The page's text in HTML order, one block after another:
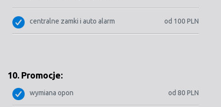
od 100 PLN
centralne zamki i auto alarm
10. Promocje:
od 80 PLN
wymiana opon